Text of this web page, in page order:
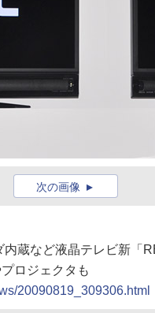
次の画像
蔵など液晶テレビ新「
ロジェクタも
20090819_309306.html